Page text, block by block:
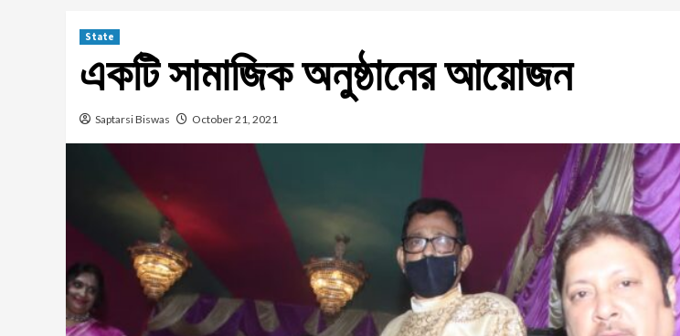
State
একটি সামাজিক অনুষ্ঠানের আয়োজন
Saptarsi Biswas October 21, 2021